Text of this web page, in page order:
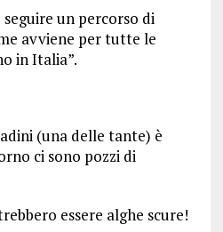
seguire un percorso di
avviene per tutte le
in Italia”.
(una delle tante) è
ci sono pozzi di
essere alghe scure!